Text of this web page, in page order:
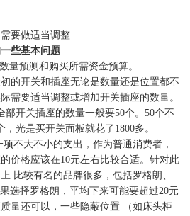
要做适当调整
些基本问题
量预测和购买所需资金预算。
开关和插座无论是数量还是位置都不
需要适当调整或增加开关插座的数量。
部开关插座的数量一般要50个。50个不
，光是买开关面板就花了 1800多。
不大不小的支出，作为普通消费者，
价格应该在10元左右比较合适。针对此
比较有名的品牌很多，包括罗格朗、
选择罗格朗，平均下来可能要超过20元
量还可以，一些隐蔽位置
（如床头柜